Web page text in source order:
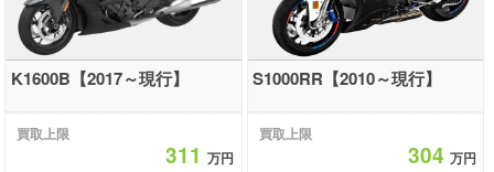
K1600B【2017～現行】
買取上限
311万円
S1000RR【2010～現行】
買取上限
304 万円